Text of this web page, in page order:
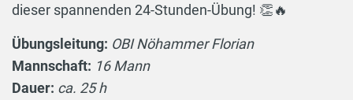
dieser spannenden 24-Stunden-Übung! 👏🔥
Übungsleitung: OBI Nöhammer Florian
Mannschaft: 16 Mann
Dauer: ca. 25 h